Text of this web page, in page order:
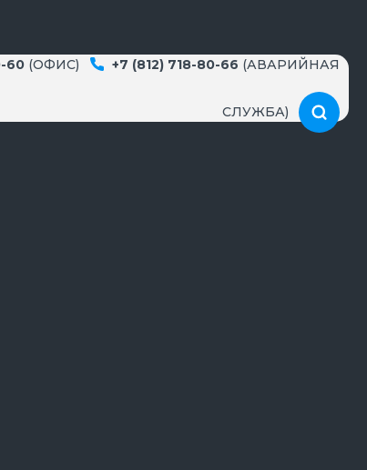
60(ОФИС) +7 (812) 718-80-66 (АВАРИЙНАЯ
СЛУЖБА)